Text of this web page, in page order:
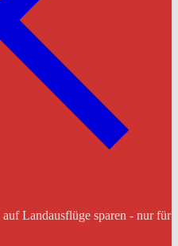
auf Landausflüge sparen - nur für